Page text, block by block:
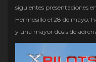
siguientes presentaciones
Hermosillo el 28 de mayo,
y una mayor dosis de